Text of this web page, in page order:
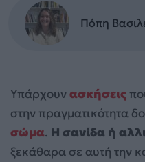
Πόπη
Υπάρχουνασκήσεις
στην πραγματικότητα
σώμα. Η σανίδα ή
ξεκάθαρα σε αυτή την